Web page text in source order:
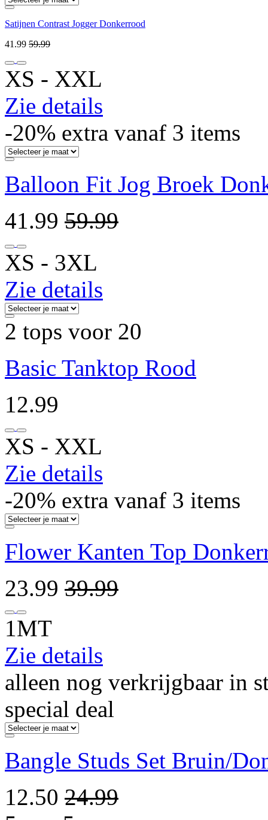
Satijnen Contrast Jogger Donkerrood
41.99 59.99
XS ‐ XXL
Zie details
-20% extra vanaf 3 items
Balloon Fit Jog Broek
41.99 59.99
XS ‐ 3XL
Zie details
2 tops voor 20
Basic Tanktop Rood
12.99
XS ‐ XXL
Zie details
-20% extra vanaf 3 items
Flower Kanten Top
23.99 39.99
1MT
Zie details
alleen nog verkrijgbaar in
special deal
Bangle Studs Set Bruin/
12.50 24.99